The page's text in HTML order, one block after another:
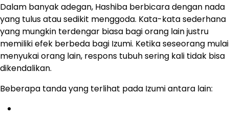
Dalam banyak adegan, Hashiba berbicara dengan nada
yang tulus atau sedikit menggoda. Kata-kata sederhana
yang mungkin terdengar biasa bagi orang lain justru
memiliki efek berbeda bagi Izumi. Ketika seseorang mulai
menyukai orang lain, respons tubuh sering kali tidak bisa
dikendalikan.
Beberapa tanda yang terlihat pada Izumi antara lain: